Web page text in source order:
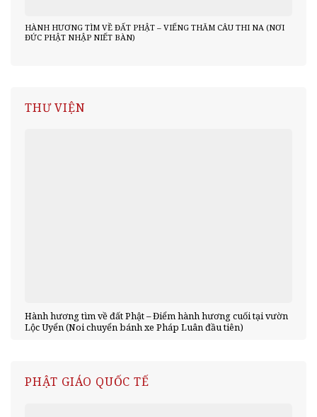
HÀNH HƯƠNG TÌM VỀ ĐẤT PHẬT – VIẾNG THĂM CÂU THI NA (NƠI
ĐỨC PHẬT NHẬP NIẾT BÀN)
THƯ VIỆN
Hành hương tìm về đất Phật – Điểm hành hương cuối tại vườn
Lộc Uyển (Noi chuyển bánh xe Pháp Luân đầu tiên)
PHẬT GIÁO QUỐC TẾ